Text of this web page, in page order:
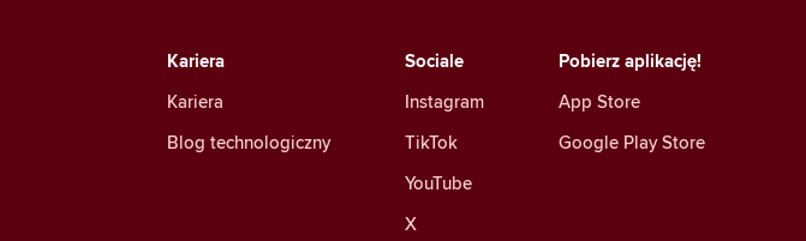
Sociale
Instagram
TikTok
YouTube
X
Kariera
Kariera
Blog technologiczny
Pobierz aplikację!
App Store
Google Play Store